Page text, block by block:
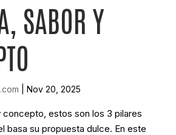
SABOR Y
Nov 20, 2025
concepto, estos son los 3 pilares
basa su propuesta dulce. En este